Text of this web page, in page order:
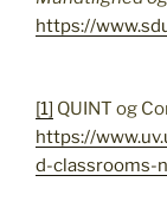
https://
[1] QUINT og
https://
d-classrooms-